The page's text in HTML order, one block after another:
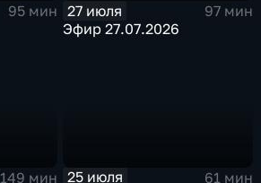
95 мин
27 июля
97 мин
Эфир 27.07.2026
149 мин 25 июля 61 мин